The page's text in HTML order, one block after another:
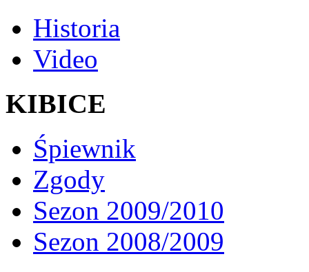
Historia
Video
KIBICE
Śpiewnik
Zgody
Sezon 2009/2010
Sezon 2008/2009